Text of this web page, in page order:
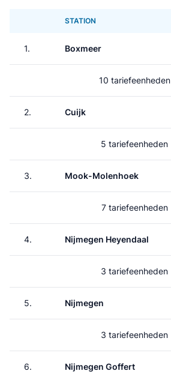
STATION
1. Boxmeer
10 tariefeenheden
2. Cuijk
5 tariefeenheden
3. Mook-Molenhoek
7 tariefeenheden
4. Nijmegen Heyendaal
3 tariefeenheden
5. Nijmegen
3 tariefeenheden
6. Nijmegen Goffert